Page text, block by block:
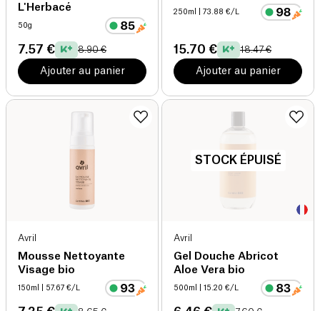
L'Herbacé
50g
7.57 € 8.90 €
Ajouter au panier
250ml | 73.88 €/L
15.70 € 18.47 €
Ajouter au panier
Avril
Mousse Nettoyante
Visage bio
150ml | 57.67 €/L
STOCK ÉPUISÉ
Avril
Gel Douche Abricot
Aloe Vera bio
500ml | 15.20 €/L